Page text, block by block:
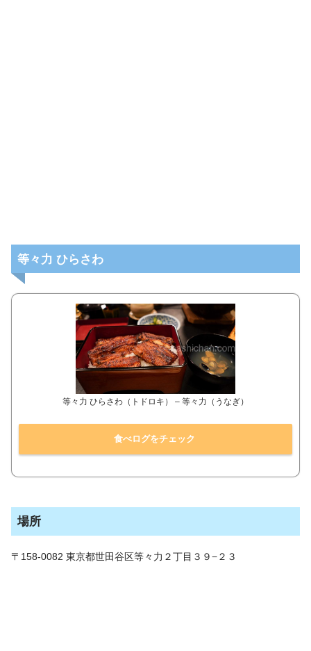
等々力 ひらさわ
等々力 ひらさわ（トドロキ） – 等々力（うなぎ）
食べログをチェック
場所
〒158-0082 東京都世田谷区等々力２丁目３９−２３